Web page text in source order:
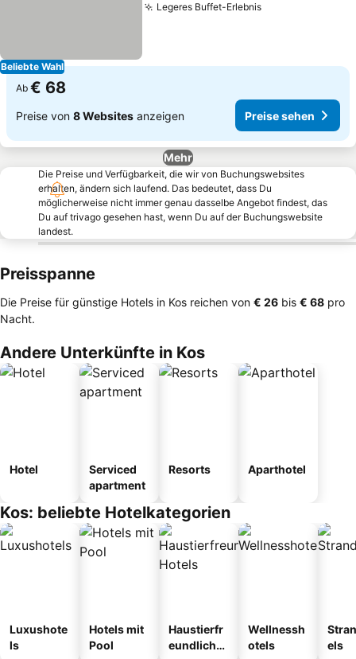
Beliebte Wahl
Legeres Buffet-ErlebnisPreise sehen
Ab € 68
Preise von 8 Websites anzeigen Preise sehen
Mehr
Die Preise und Verfügbarkeit, die wir von Buchungswebsites
erhalten, ändern sich laufend. Das bedeutet, dass Du
möglicherweise nicht immer genau dasselbe Angebot findest, das
Du auf trivago gesehen hast, wenn Du auf der Buchungswebsite
landest.
Preisspanne
Die Preise für günstige Hotels in Kos reichen von ‎€ 26 bis ‎€ 68 pro
Nacht.
Andere Unterkünfte in Kos
Hotel
Serviced
apartment
Resorts Aparthotel
Kos: beliebte Hotelkategorien
Luxushote
ls
Hotels mit
Pool
Haustierfr
eundliche
Wellnessh
otels
els